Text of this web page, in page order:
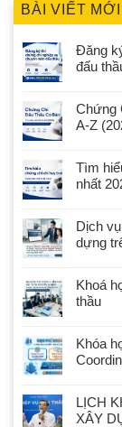
BÀI VIẾT
Đăng
đấu
Chứng
A-Z
Tìm
nhất
Dịch
dựng
Khoá
thầu
Khóa
LỊCH
XÂY